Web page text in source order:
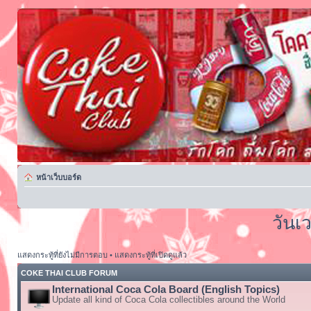
หน้าเว็บบอร์ด
วันเ
แสดงกระทู้ที่ยังไม่มีการตอบ• แสดงกระทู้ที่เปิดดูแล้ว
COKE THAI CLUB FORUM
International Coca Cola Board (English Topics)
Update all kind of Coca Cola collectibles around the World